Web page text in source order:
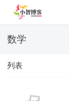
数学
列表